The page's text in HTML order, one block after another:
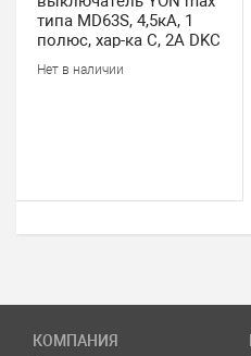
типа MD63S, 4,5кА, 1
полюс, хар-ка C, 2А DKC
Нет в наличии
КОМПАНИЯ